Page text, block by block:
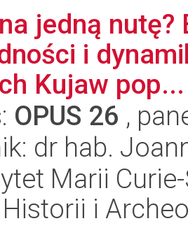
jedną
i
Kujaw pop...
OPUS 26 ,
dr hab.
Marii
Historii i